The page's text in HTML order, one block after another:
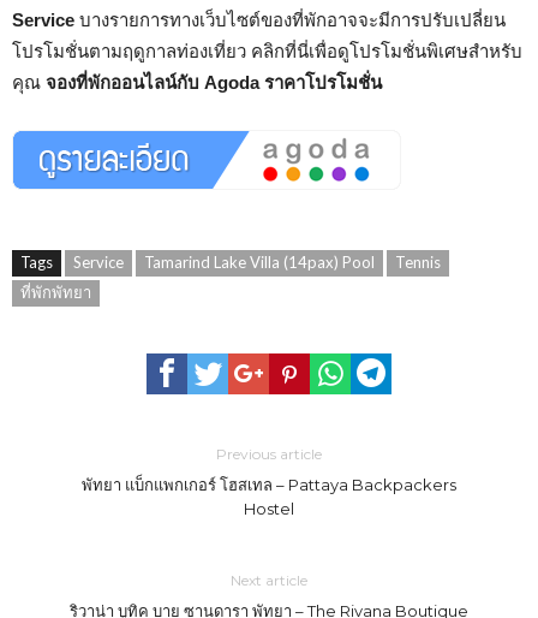
Service บางรายการทางเว็บไซต์ของที่พักอาจจะมีการปรับเปลี่ยน
โปรโมชั่นตามฤดูกาลท่องเที่ยว คลิกที่นี่เพื่อดูโปรโมชั่นพิเศษสำหรับ
คุณ จองที่พักออนไลน์กับ Agoda ราคาโปรโมชั่น
Tags Service Tamarind Lake Villa (14pax) Pool
Tennis
ที่พักพัทยา
Previous article
พัทยา แบ็กแพกเกอร์ โฮสเทล – Pattaya Backpackers
Hostel
Next article
ริวาน่า บูทิค บาย ซานดารา พัทยา – The Rivana Boutique